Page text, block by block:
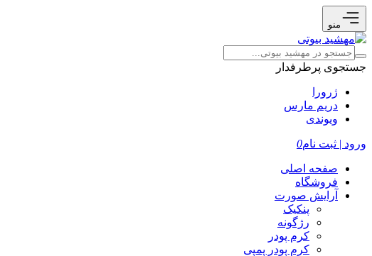
منو
جستجوی پرطرفدار
ژرورا
دریم مارس
ویوندی
ورود | ثبت نام0
صفحه اصلی
فروشگاه
آرایش صورت
پنکیک
رژگونه
کرم پودر
کرم پودر پمپی